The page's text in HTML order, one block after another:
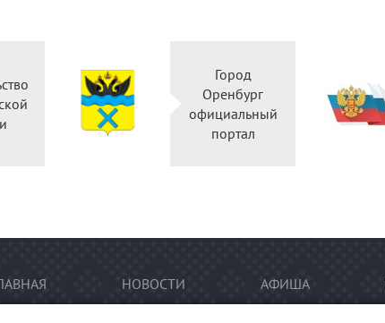
Город
Оренбург
официальный
портал
НОВОСТИ АФИША